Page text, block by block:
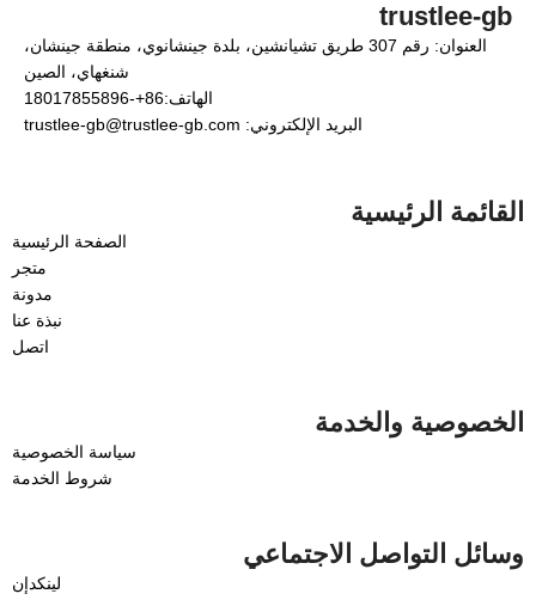
trustlee-gb
العنوان: رقم 307 طريق تشيانشين، بلدة جينشانوي، منطقة جينشان،
شنغهاي، الصين
الهاتف:86+-18017855896
البريد الإلكتروني: trustlee-gb@trustlee-gb.com
القائمة الرئيسية
الصفحة الرئيسية
متجر
مدونة
نبذة عنا
اتصل
الخصوصية والخدمة
سياسة الخصوصية
شروط الخدمة
وسائل التواصل الاجتماعي
لينكدإن